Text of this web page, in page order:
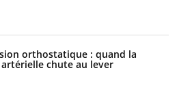
orthostatique : quand la
chute au lever